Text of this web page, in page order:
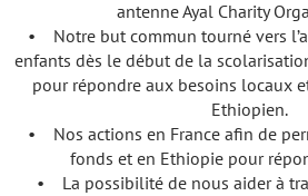
antenne Ayal Charity
• Notre but commun tourné vers
enfants dès le début de la
pour répondre aux besoins locaux
Ethiopien.
• Nos actions en France afin de
fonds et en Ethiopie pour
• La possibilité de nous aider à